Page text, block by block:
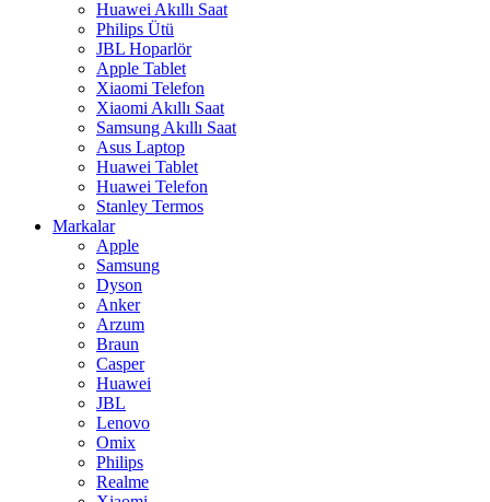
Huawei Akıllı Saat
Philips Ütü
JBL Hoparlör
Apple Tablet
Xiaomi Telefon
Xiaomi Akıllı Saat
Samsung Akıllı Saat
Asus Laptop
Huawei Tablet
Huawei Telefon
Stanley Termos
Markalar
Apple
Samsung
Dyson
Anker
Arzum
Braun
Casper
Huawei
JBL
Lenovo
Omix
Philips
Realme